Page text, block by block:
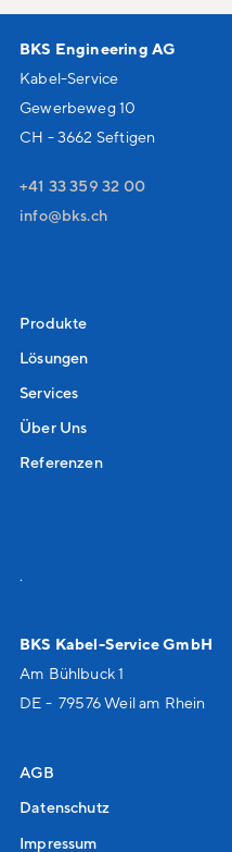
BKS Engineering AG
Kabel-Service
Gewerbeweg 10
CH - 3662 Seftigen
+41 33 359 32 00
nf
bks ch
Produkte
Lösungen
Services
Über Uns
Referenzen
.
BKS Kabel-Service GmbH
Am Bühlbuck 1
DE - 79576 Weil am Rhein
AGB
Datenschutz
Impressum